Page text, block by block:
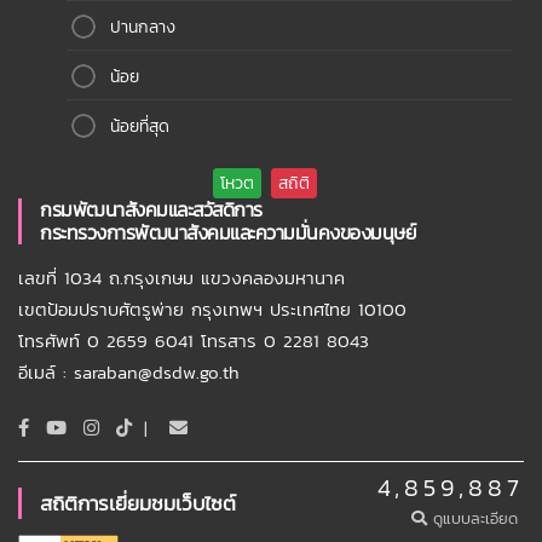
ปานกลาง
น้อย
น้อยที่สุด
กรมพัฒนาสังคมและสวัสดิการ
กระทรวงการพัฒนาสังคมและความมั่นคงของมนุษย์
เลขที่ 1034 ถ.กรุงเกษม แขวงคลองมหานาค
เขตป้อมปราบศัตรูพ่าย กรุงเทพฯ ประเทศไทย 10100
โทรศัพท์ 0 2659 6041 โทรสาร 0 2281 8043
อีเมล์ : saraban@dsdw.go.th
|
สถิติการเยี่ยมชมเว็บไซต์ 4,859,887
ดูแบบละเอียด